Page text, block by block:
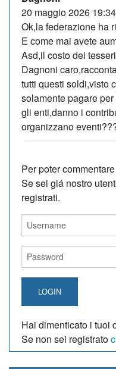
20 maggio 2026 19:34
Ok,la federazione ha
E come mai avete
Asd,il costo dei
Dagnoni
tutti questi soldi,visto
solamente pagare
gli enti,danno i
organizzano
Per poter
Se sei giá nostro
registrati.
LOGIN
Hai dimenticato i tuoi
Se non sei registrato